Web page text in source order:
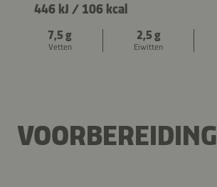
446 kJ / 106 kcal
7,5 g
Vetten
2,5 g
Eiwitten
VOORBEREIDING